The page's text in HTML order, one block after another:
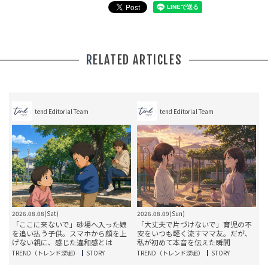
RELATED ARTICLES
tend Editorial Team
2026.08.08(Sat)
「ここに来ないで」砂場へ入った娘
を追い払う子供。スマホから顔を上
げない親に、感じた違和感とは
TREND（トレンド深堀） STORY
tend Editorial Team
2026.08.09(Sun)
「大丈夫で片づけないで」育児の不
安をいつも軽く流すママ友。だが、
私が初めて本音を伝えた瞬間
TREND（トレンド深堀） STORY